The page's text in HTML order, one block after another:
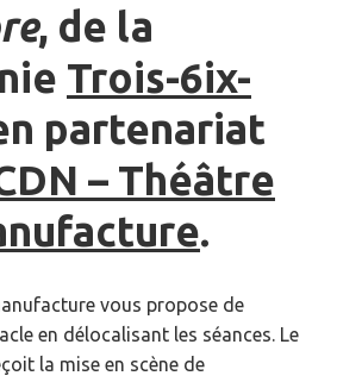
, de la
Trois-6ix-
partenariat
– Théâtre
.
vous propose de
en délocalisant les séances. Le
la mise en scène de